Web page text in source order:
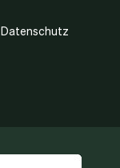
Datenschutz